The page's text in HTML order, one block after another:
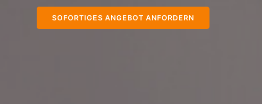
SOFORTIGES ANGEBOT ANFORDERN